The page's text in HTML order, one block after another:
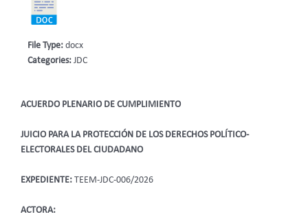
ACUERDO PLENARIO DE CUMPLIMIENTO
JUICIO PARA LA PROTECCIÓN DE LOS DERECHOS POLÍTICO-
ELECTORALES DEL CIUDADANO
EXPEDIENTE: TEEM-JDC-006/2026
ACTORA:
File Type: docx
Categories: JDC